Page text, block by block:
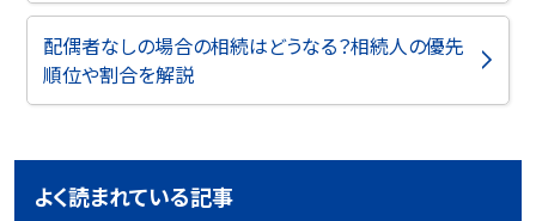
配偶者なしの場合の相続はどうなる？相続人の優先
順位や割合を解説
よく読まれている記事